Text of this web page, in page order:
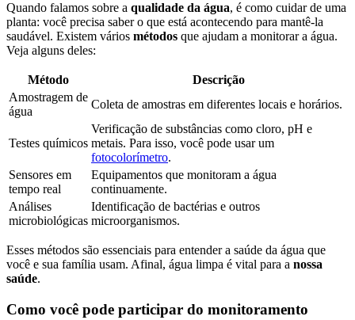
Quando falamos sobre a qualidade da água, é como cuidar de uma
planta: você precisa saber o que está acontecendo para mantê-la
saudável. Existem vários métodos que ajudam a monitorar a água.
Veja alguns deles:
Método
Descrição
Amostragem de
água
Coleta de amostras em diferentes locais e horários.
Testes químicos
Verificação de substâncias como cloro, pH e
metais. Para isso, você pode usar um
fotocolorímetro.
Sensores em
tempo real
Equipamentos que monitoram a água
continuamente.
Análises
microbiológicas
Identificação de bactérias e outros
microorganismos.
Esses métodos são essenciais para entender a saúde da água que
você e sua família usam. Afinal, água limpa é vital para a nossa
saúde.
Como você pode participar do monitoramento